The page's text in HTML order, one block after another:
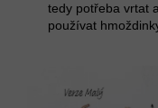
tedy potřeba vrtat a
používat